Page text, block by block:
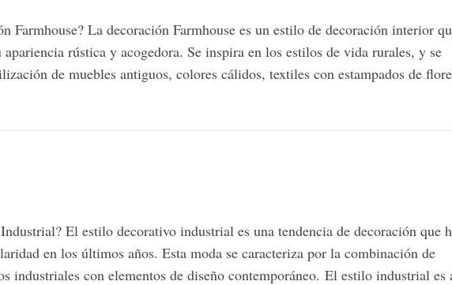
Farmhouse? La decoración Farmhouse es un estilo de decoración interior
apariencia rústica y acogedora. Se inspira en los estilos de vida rurales, y se
de muebles antiguos, colores cálidos, textiles con estampados de
El estilo decorativo industrial es una tendencia de decoración que
en los últimos años. Esta moda se caracteriza por la combinación de
industriales con elementos de diseño contemporáneo. El estilo industrial es